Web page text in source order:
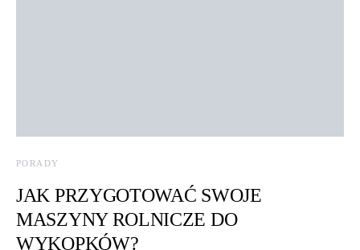
PORADY
JAK PRZYGOTOWAĆ SWOJE
MASZYNY ROLNICZE DO
WYKOPKÓW?